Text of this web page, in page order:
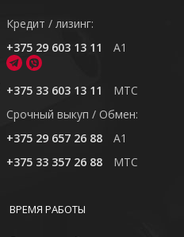
Кредит / лизинг:
+375 29 603 13 11
A1
+375 33 603 13 11
MTC
Cрочный выкуп / Обмен:
+375 29 657 26 88
A1
+375 33 357 26 88
MTC
ВРЕМЯ РАБОТЫ